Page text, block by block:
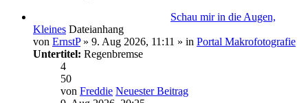
Schau mir in die Augen,
Kleines Dateianhang
von ErnstP» 9. Aug 2026, 11:11 » in Portal Makrofotografie
Untertitel: Regenbremse
4
50
von Freddie Neuester Beitrag